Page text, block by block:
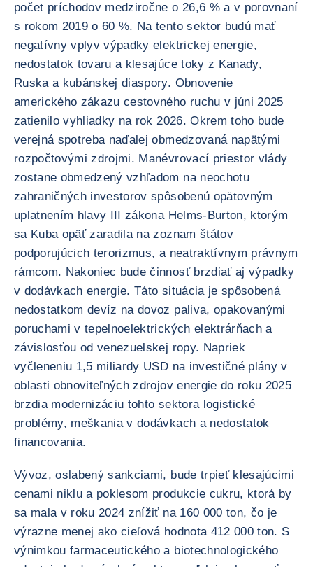
počet príchodov medziročne o 26,6 % a v porovnaní
s rokom 2019 o 60 %. Na tento sektor budú mať
negatívny vplyv výpadky elektrickej energie,
nedostatok tovaru a klesajúce toky z Kanady,
Ruska a kubánskej diaspory. Obnovenie
amerického zákazu cestovného ruchu v júni 2025
zatienilo vyhliadky na rok 2026. Okrem toho bude
verejná spotreba naďalej obmedzovaná napätými
rozpočtovými zdrojmi. Manévrovací priestor vlády
zostane obmedzený vzhľadom na neochotu
zahraničných investorov spôsobenú opätovným
uplatnením hlavy III zákona Helms-Burton, ktorým
sa Kuba opäť zaradila na zoznam štátov
podporujúcich terorizmus, a neatraktívnym právnym
rámcom. Nakoniec bude činnosť brzdiať aj výpadky
v dodávkach energie. Táto situácia je spôsobená
nedostatkom devíz na dovoz paliva, opakovanými
poruchami v tepelnoelektrických elektrárňach a
závislosťou od venezuelskej ropy. Napriek
vyčleneniu 1,5 miliardy USD na investičné plány v
oblasti obnoviteľných zdrojov energie do roku 2025
brzdia modernizáciu tohto sektora logistické
problémy, meškania v dodávkach a nedostatok
financovania.
Vývoz, oslabený sankciami, bude trpieť klesajúcimi
cenami niklu a poklesom produkcie cukru, ktorá by
sa mala v roku 2024 znížiť na 160 000 ton, čo je
výrazne menej ako cieľová hodnota 412 000 ton. S
výnimkou farmaceutického a biotechnologického